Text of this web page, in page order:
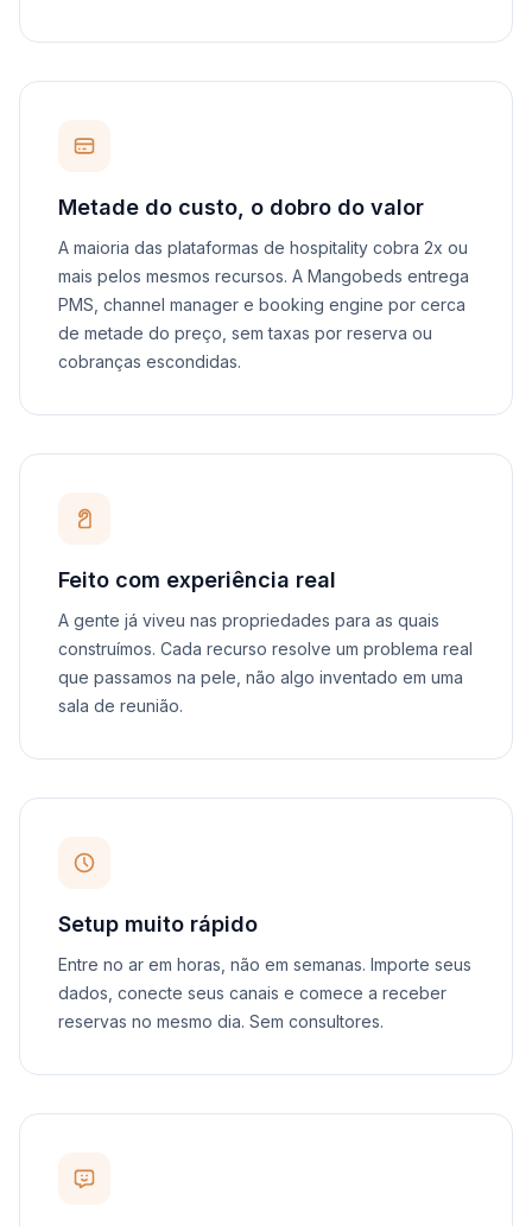
Metade do custo, o dobro do valor
A maioria das plataformas de hospitality cobra 2x ou
mais pelos mesmos recursos. A Mangobeds entrega
PMS, channel manager e booking engine por cerca
de metade do preço, sem taxas por reserva ou
cobranças escondidas.
Feito com experiência real
A gente já viveu nas propriedades para as quais
construímos. Cada recurso resolve um problema real
que passamos na pele, não algo inventado em uma
sala de reunião.
Setup muito rápido
Entre no ar em horas, não em semanas. Importe seus
dados, conecte seus canais e comece a receber
reservas no mesmo dia. Sem consultores.